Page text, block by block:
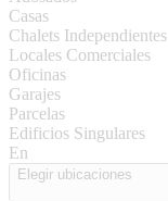
Casas
Chalets Independientes
Locales Comerciales
Oficinas
Garajes
Parcelas
Edificios Singulares
En
Elegir ubicaciones